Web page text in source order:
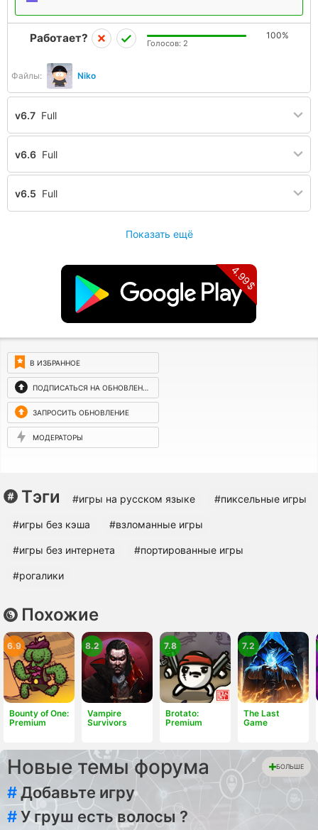
Файлы: Niko
Работает? 100%
Голосов: 2
v6.7 Full
v6.6 Full
v6.5 Full
Показать ещё
4.99$
В ИЗБРАННОЕ
ПОДПИСАТЬСЯ НА ОБНОВЛЕНИЯ
ЗАПРОСИТЬ ОБНОВЛЕНИЕ
МОДЕРАТОРЫ
Тэги #игры на русском языке #пиксельные игры
#игры без кэша #взломанные игры
#игры без интернета #портированные игры
#рогалики
Похожие
Bounty of One:
Premium
6.9
Vampire
Survivors
8.2
Brotato:
Premium
7.8
The Last
Game
7.2
Новые темы форума БОЛЬШЕ
#Добавьте игру
#У груш есть волосы ?